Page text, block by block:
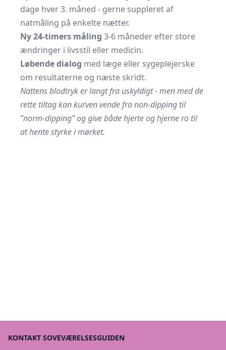
dage hver 3. måned - gerne suppleret af
natmåling på enkelte nætter.
Ny 24-timers måling 3-6 måneder efter store
ændringer i livsstil eller medicin.
Løbende dialog med læge eller sygeplejerske
om resultaterne og næste skridt.
Nattens blodtryk er langt fra uskyldigt - men med de
rette tiltag kan kurven vende fra non-dipping til
”norm-dipping” og give både hjerte og hjerne ro til
at hente styrke i mørket.
KONTAKT SOVEVÆRELSESGUIDEN